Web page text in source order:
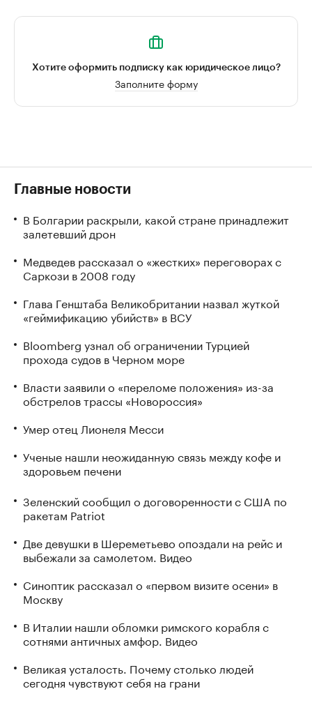
Хотите оформить подписку как юридическое лицо?
Заполните форму
Главные новости
В Болгарии раскрыли, какой стране принадлежит
залетевший дрон
Медведев рассказал о «жестких» переговорах с
Саркози в 2008 году
Глава Генштаба Великобритании назвал жуткой
«геймификацию убийств» в ВСУ
Bloomberg узнал об ограничении Турцией
прохода судов в Черном море
Власти заявили о «переломе положения» из-за
обстрелов трассы «Новороссия»
Умер отец Лионеля Месси
Ученые нашли неожиданную связь между кофе и
здоровьем печени
Зеленский сообщил о договоренности с США по
ракетам Patriot
Две девушки в Шереметьево опоздали на рейс и
выбежали за самолетом. Видео
Синоптик рассказал о «первом визите осени» в
Москву
В Италии нашли обломки римского корабля с
сотнями античных амфор. Видео
Великая усталость. Почему столько людей
сегодня чувствуют себя на грани